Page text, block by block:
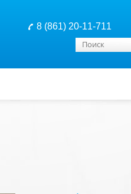
8 (861) 20-11-711
Форма
Поиск